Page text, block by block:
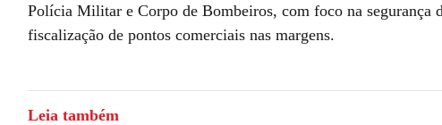
Polícia Militar e Corpo de Bombeiros, com foco na segurança
fiscalização de pontos comerciais nas margens.
Leia também